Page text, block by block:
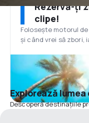
Rezervă-ți
clipe!
Folosește motorul
și când vrei să zbori,
Explorează lumea
Descoperă destinațiile